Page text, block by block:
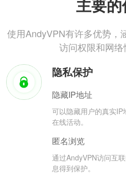
主要
使用AndyVPN有许多优势，
访问权限和网
隐私保护
隐藏IP地址
可以隐藏用户的真实
在线活动。
匿名浏览
通过AndyVPN访问互
息得到保护。